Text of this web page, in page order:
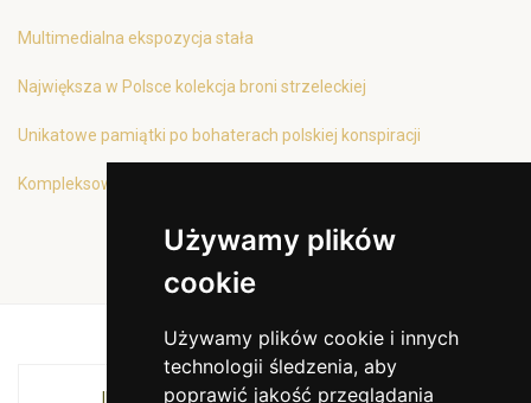
Używamy plików
cookie
Używamy plików cookie i innych
technologii śledzenia, aby
poprawić jakość przeglądania
Multimedialna ekspozycja stała
Największa w Polsce kolekcja broni strzeleckiej
Unikatowe pamiątki po bohaterach polskiej konspiracji
Kompleksowa oferta edukacyjna
INSTYTUCJA KULTURY MIASTA KRAKOWA I